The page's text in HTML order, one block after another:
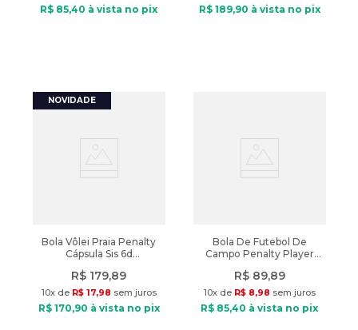
R$ 85,40 à vista no pix R$ 189,90 à vista no pix
Bola Vôlei Praia Penalty
Cápsula Sis 6d
R$ 179,89
10x de R$ 17,98 sem juros
R$ 170,90 à vista no pix
Bola De Futebol De
Campo Penalty Player
R$ 89,89
10x de R$ 8,98 sem juros
R$ 85,40 à vista no pix